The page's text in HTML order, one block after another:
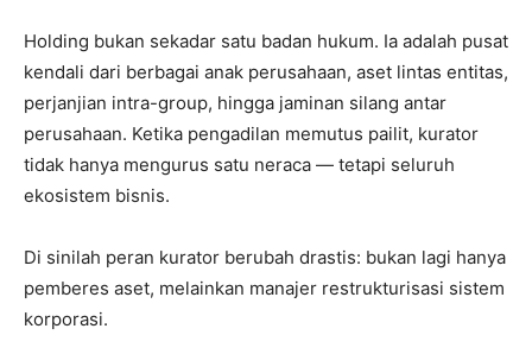
Holding bukan sekadar satu badan hukum. Ia adalah pusat
kendali dari berbagai anak perusahaan, aset lintas entitas,
perjanjian intra-group, hingga jaminan silang antar
perusahaan. Ketika pengadilan memutus pailit, kurator
tidak hanya mengurus satu neraca — tetapi seluruh
ekosistem bisnis.
Di sinilah peran kurator berubah drastis: bukan lagi hanya
pemberes aset, melainkan manajer restrukturisasi sistem
korporasi.